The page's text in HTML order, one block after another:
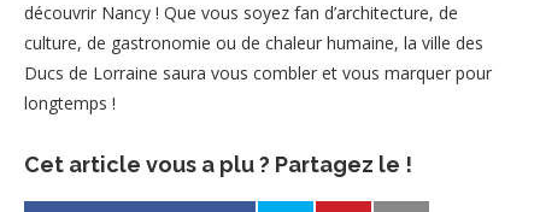
découvrir Nancy ! Que vous soyez fan d’architecture, de
culture, de gastronomie ou de chaleur humaine, la ville des
Ducs de Lorraine saura vous combler et vous marquer pour
longtemps !
Cet article vous a plu ? Partagez le !